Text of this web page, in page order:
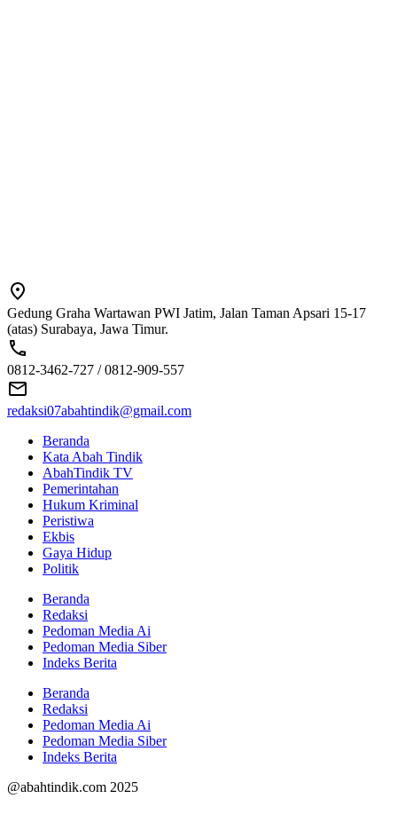
Gedung Graha Wartawan PWI Jatim, Jalan Taman Apsari 15-17
(atas) Surabaya, Jawa Timur.
0812-3462-727 / 0812-909-557
redaksi07abahtindik@gmail.com
Beranda
Kata Abah Tindik
AbahTindik TV
Pemerintahan
Hukum Kriminal
Peristiwa
Ekbis
Gaya Hidup
Politik
Beranda
Redaksi
Pedoman Media Ai
Pedoman Media Siber
Indeks Berita
Beranda
Redaksi
Pedoman Media Ai
Pedoman Media Siber
Indeks Berita
@abahtindik.com 2025